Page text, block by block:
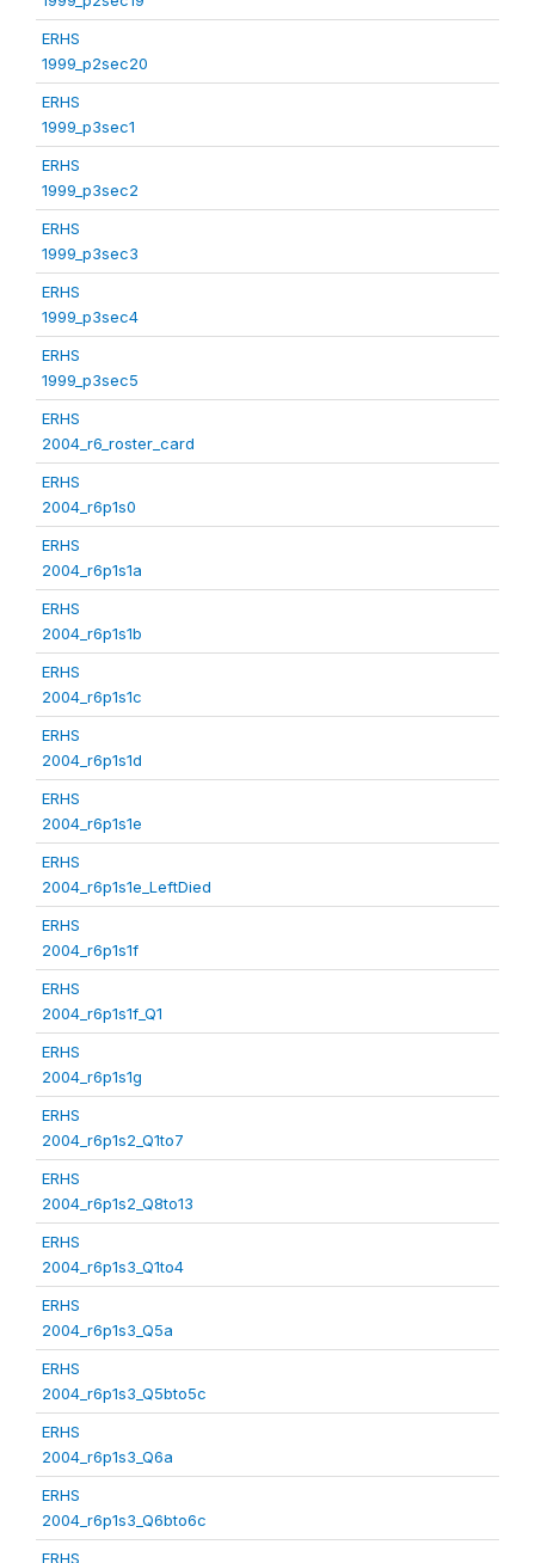
ERHS
1999_p2sec20
ERHS
1999_p3sec1
ERHS
1999_p3sec2
ERHS
1999_p3sec3
ERHS
1999_p3sec4
ERHS
1999_p3sec5
ERHS
2004_r6_roster_card
ERHS
2004_r6p1s0
ERHS
2004_r6p1s1a
ERHS
2004_r6p1s1b
ERHS
2004_r6p1s1c
ERHS
2004_r6p1s1d
ERHS
2004_r6p1s1e
ERHS
2004_r6p1s1e_LeftDied
ERHS
2004_r6p1s1f
ERHS
2004_r6p1s1f_Q1
ERHS
2004_r6p1s1g
ERHS
2004_r6p1s2_Q1to7
ERHS
2004_r6p1s2_Q8to13
ERHS
2004_r6p1s3_Q1to4
ERHS
2004_r6p1s3_Q5a
ERHS
2004_r6p1s3_Q5bto5c
ERHS
2004_r6p1s3_Q6a
ERHS
2004_r6p1s3_Q6bto6c
ERHS